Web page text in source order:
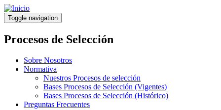
Pasar
al
contenido
principal
Toggle navigation
Procesos de Selección
Sobre Nosotros
Normativa
Nuestros Procesos de selección
Bases Procesos de Selección (Vigentes)
Bases Procesos de Selección (Histórico)
Preguntas Frecuentes